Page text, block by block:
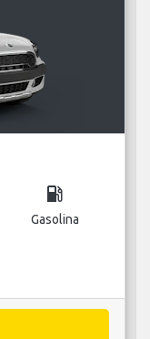
local_gas_station
Gasolina